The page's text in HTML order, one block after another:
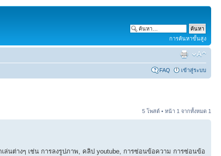
การค้นหาขั้นสูง
FAQ เข้าสู่ระบบ
5 โพสต์ • หน้า 1 จากทั้งหมด 1
ล่นต่างๆ เช่น การลงรูปภาพ, คลิป youtube, การซ่อนข้อความ การซ่อนข้อ